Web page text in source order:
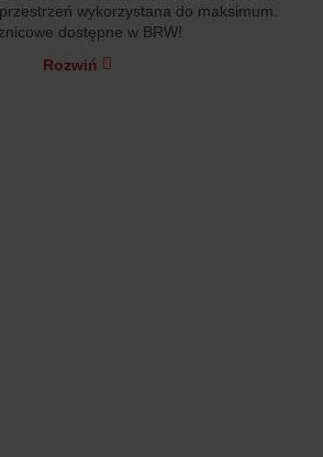
wykorzystana do maksimum.
dostępne w BRW!
Rozwiń